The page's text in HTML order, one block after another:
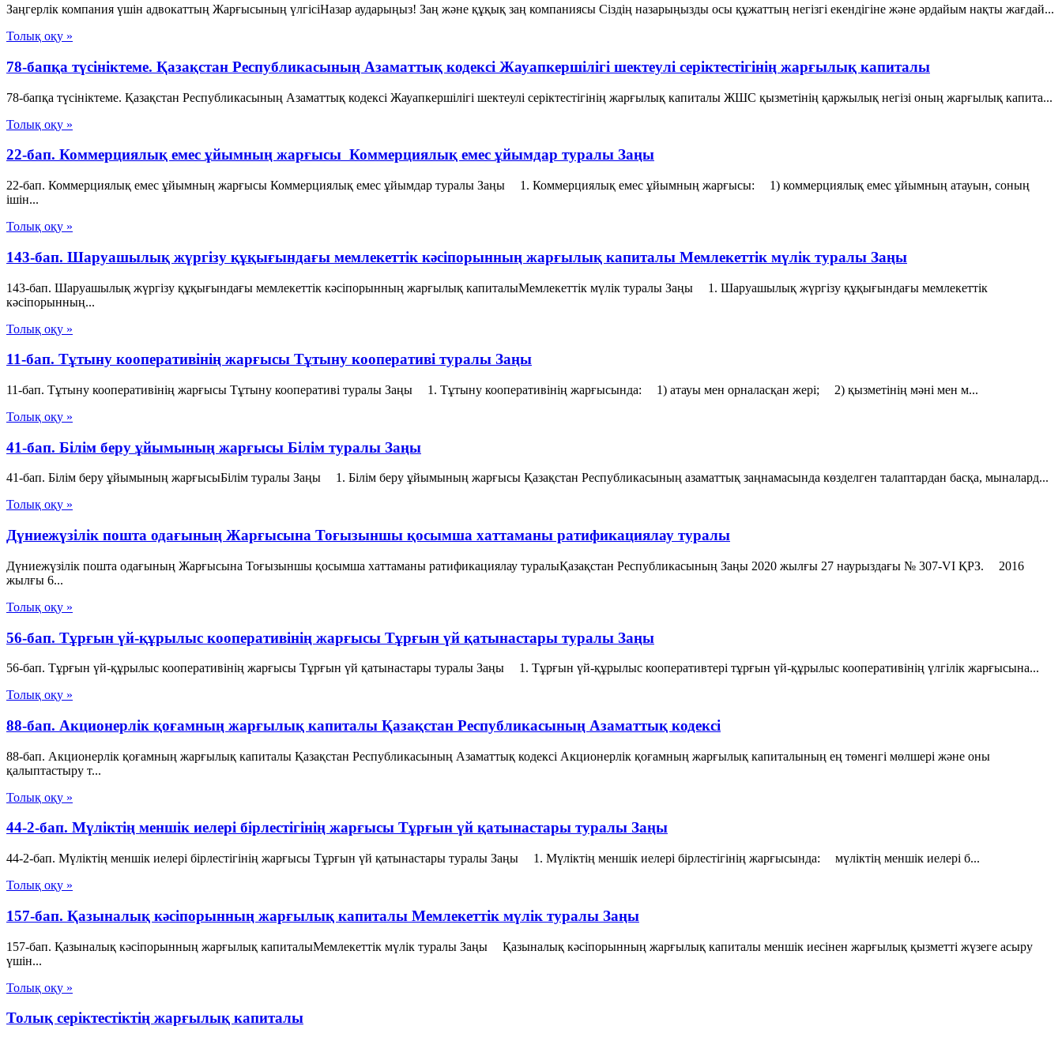
Заңгерлік компания үшін адвокаттың Жарғысының үлгісіНазар аударыңыз! Заң және құқық заң компаниясы Сіздің назарыңызды осы құжаттың негізгі екендігіне және әрдайым нақты жағдай...
Толық оқу »
78-бапқа түсініктеме. Қазақстан Республикасының Азаматтық кодексі Жауапкершілігі шектеулі серіктестігінің жарғылық капиталы
78-бапқа түсініктеме. Қазақстан Республикасының Азаматтық кодексі Жауапкершілігі шектеулі серіктестігінің жарғылық капиталы ЖШС қызметінің қаржылық негізі оның жарғылық капита...
Толық оқу »
22-бап. Коммерциялық емес ұйымның жарғысы Коммерциялық емес ұйымдар туралы Заңы
22-бап. Коммерциялық емес ұйымның жарғысы Коммерциялық емес ұйымдар туралы Заңы 1. Коммерциялық емес ұйымның жарғысы: 1) коммерциялық емес ұйымның атауын, соның
iшiн...
Толық оқу »
143-бап. Шаруашылық жүргізу құқығындағы мемлекеттік кәсiпорынның жарғылық капиталы Мемлекеттік мүлік туралы Заңы
143-бап. Шаруашылық жүргізу құқығындағы мемлекеттік кәсiпорынның жарғылық капиталыМемлекеттік мүлік туралы Заңы 1. Шаруашылық жүргізу құқығындағы мемлекеттік
кәсiпорынның...
Толық оқу »
11-бап. Тұтыну кооперативiнiң жарғысы Тұтыну кооперативі туралы Заңы
11-бап. Тұтыну кооперативiнiң жарғысы Тұтыну кооперативі туралы Заңы 1. Тұтыну кооперативiнiң жарғысында: 1) атауы мен орналасқан жерi; 2) қызметiнiң мәнi мен м...
Толық оқу »
41-бап. Білім беру ұйымының жарғысы Білім туралы Заңы
41-бап. Білім беру ұйымының жарғысыБілім туралы Заңы 1. Білім беру ұйымының жарғысы Қазақстан Республикасының азаматтық заңнамасында көзделген талаптардан басқа, мыналард...
Толық оқу »
Дүниежүзілік пошта одағының Жарғысына Тоғызыншы қосымша хаттаманы ратификациялау туралы
Дүниежүзілік пошта одағының Жарғысына Тоғызыншы қосымша хаттаманы ратификациялау туралыҚазақстан Республикасының Заңы 2020 жылғы 27 наурыздағы № 307-VІ ҚРЗ. 2016
жылғы 6...
Толық оқу »
56-бап. Тұрғын үй-құрылыс кооперативiнiң жарғысы Тұрғын үй қатынастары туралы Заңы
56-бап. Тұрғын үй-құрылыс кооперативiнiң жарғысы Тұрғын үй қатынастары туралы Заңы 1. Тұрғын үй-құрылыс кооперативтері тұрғын үй-құрылыс кооперативінің үлгілік жарғысына...
Толық оқу »
88-бап. Акционерлiк қоғамның жарғылық капиталы Қазақстан Республикасының Азаматтық кодексi
88-бап. Акционерлiк қоғамның жарғылық капиталы Қазақстан Республикасының Азаматтық кодексi Акционерлiк қоғамның жарғылық капиталының ең төменгi мөлшерi және оны
қалыптастыру т...
Толық оқу »
44-2-бап. Мүліктің меншік иелері бірлестігінің жарғысы Тұрғын үй қатынастары туралы Заңы
44-2-бап. Мүліктің меншік иелері бірлестігінің жарғысы Тұрғын үй қатынастары туралы Заңы 1. Мүліктің меншік иелері бірлестігінің жарғысында: мүліктің меншік иелері б...
Толық оқу »
157-бап. Қазыналық кәсіпорынның жарғылық капиталы Мемлекеттік мүлік туралы Заңы
157-бап. Қазыналық кәсіпорынның жарғылық капиталыМемлекеттік мүлік туралы Заңы Қазыналық кәсіпорынның жарғылық капиталы меншік иесінен жарғылық қызметті жүзеге асыру
үшін...
Толық оқу »
Толық серіктестіктің жарғылық капиталы